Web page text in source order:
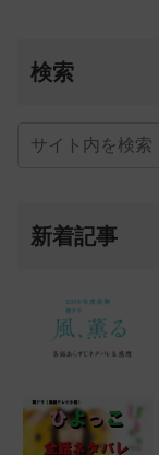
検索
新着記事